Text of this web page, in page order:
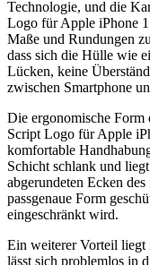
Technologie, und die
Logo für Apple iPhone
Maße und Rundungen
dass sich die Hülle wie
Lücken, keine
zwischen Smartphone
Die ergonomische
Script Logo für Apple
komfortable
Schicht schlank und
abgerundeten Ecken
passgenaue Form
eingeschränkt wird.
Ein weiterer Vorteil liegt
lässt sich problemlos in